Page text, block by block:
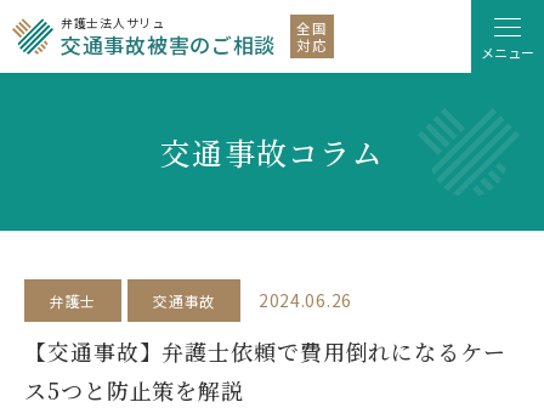
弁護士法人サリュ
交通事故被害のご相談
全国
対応
メニュー
交通事故コラム
弁護士 交通事故 2024.06.26
【交通事故】弁護士依頼で費用倒れになるケー
ス5つと防止策を解説